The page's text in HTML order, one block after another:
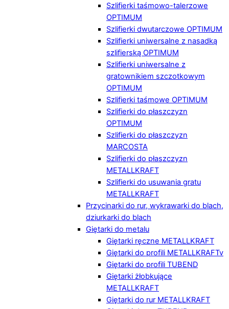
Szlifierki taśmowo-talerzowe
OPTIMUM
Szlifierki dwutarczowe OPTIMUM
Szlifierki uniwersalne z nasadką
szlifierską OPTIMUM
Szlifierki uniwersalne z
gratownikiem szczotkowym
OPTIMUM
Szlifierki taśmowe OPTIMUM
Szlifierki do płaszczyzn
OPTIMUM
Szlifierki do płaszczyzn
MARCOSTA
Szlifierki do płaszczyzn
METALLKRAFT
Szlifierki do usuwania gratu
METALLKRAFT
Przycinarki do rur, wykrawarki do blach,
dziurkarki do blach
Giętarki do metalu
Giętarki ręczne METALLKRAFT
Giętarki do profili METALLKRAFTv
Giętarki do profili TUBEND
Giętarki żłobkujące
METALLKRAFT
Giętarki do rur METALLKRAFT